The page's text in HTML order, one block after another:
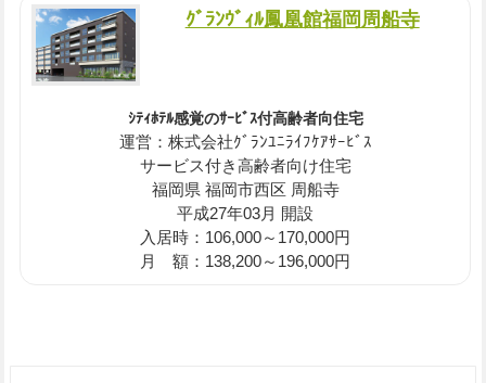
ｸﾞﾗﾝｳﾞｨﾙ鳳凰館福岡周船寺
ｼﾃｨﾎﾃﾙ感覚のｻｰﾋﾞｽ付高齢者向住宅
運営：株式会社ｸﾞﾗﾝﾕﾆﾗｲﾌｹｱｻｰﾋﾞｽ
サービス付き高齢者向け住宅
福岡県 福岡市西区 周船寺
平成27年03月 開設
入居時：106,000～170,000円
月 額：138,200～196,000円